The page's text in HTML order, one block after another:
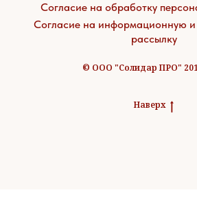
Согласие на обработку
Согласие на информационную и
рассылку
© ООО "Солидар ПРО"
Наверх